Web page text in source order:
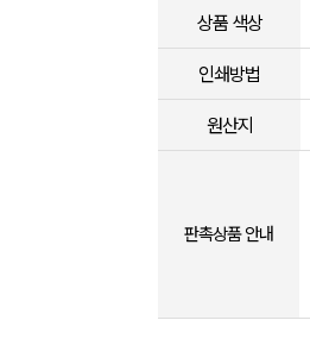
상품 색상
인쇄방법
원산지
판촉상품 안내